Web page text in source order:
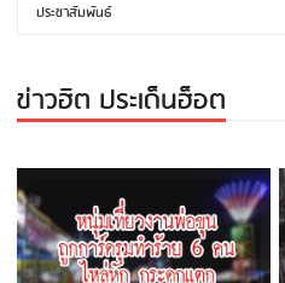
ประชาสัมพันธ์
ข่าวฮิต ประเด็นฮ็อต